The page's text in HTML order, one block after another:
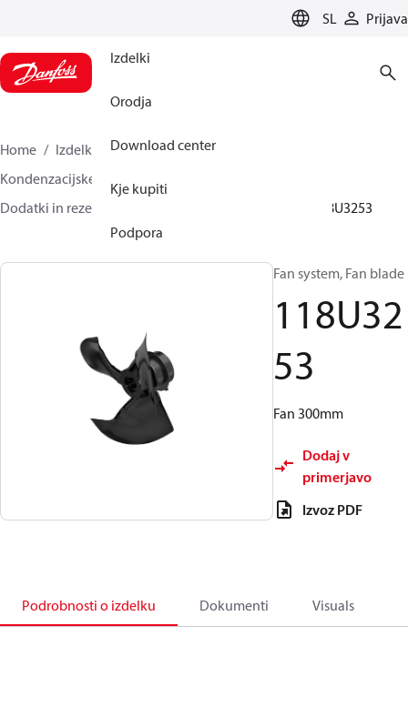
SL Prijava
Izdelki
Orodja
Download center
Kje kupiti
Podpora
Home Izdelki
Climate Solutions za hlajenje
Kondenzacijske enote
Dodatki in rezervni deli za kondenzacijske enote
118U3253
Fan system, Fan blade
118U32
53
Fan 300mm
Dodaj v
primerjavo
Izvoz PDF
Podrobnosti o izdelku Dokumenti Visuals